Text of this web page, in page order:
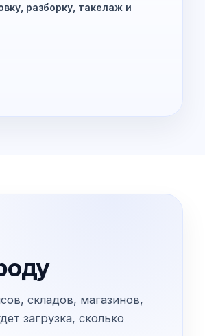
разборку, такелаж и
складов, магазинов,
загрузка, сколько